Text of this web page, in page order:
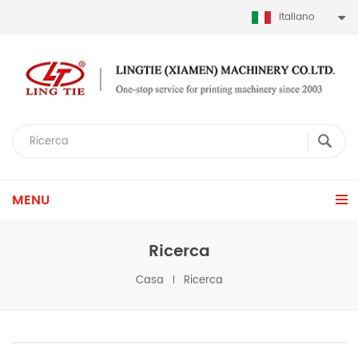
Italiano
MENU
Ricerca
Casa Ricerca